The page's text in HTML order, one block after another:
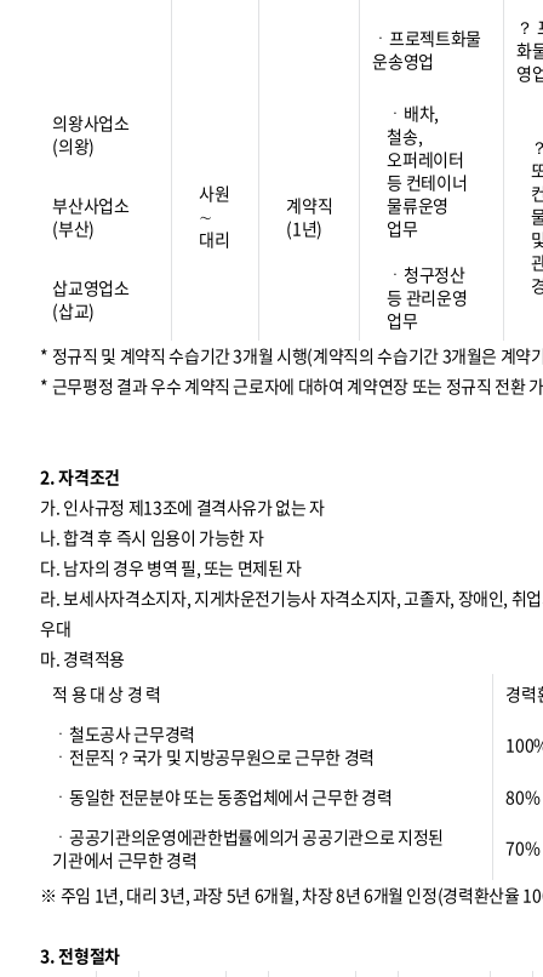
ㆍ프로젝트화물
운송영업
？
화
영
의왕사업소
(의왕)
사원
∼
대리
계약직
(1년)
ㆍ배차,
철송,
오퍼레이터
등 컨테이너
물류운영
업무
ㆍ청구정산
등 관리운영
업무
부산사업소
(부산)
삽교영업소
(삽교)
* 정규직 및 계약직 수습기간 3개월 시행(계약직의 수습기간 3개월은 계약
* 근무평정 결과 우수 계약직 근로자에 대하여 계약연장 또는 정규직 전환
2. 자격조건
가. 인사규정 제13조에 결격사유가 없는 자
나. 합격 후 즉시 임용이 가능한 자
다. 남자의 경우 병역 필, 또는 면제된 자
라. 보세사자격소지자, 지게차운전기능사 자격소지자, 고졸자, 장애인, 취
우대
마. 경력적용
적 용 대 상 경 력
경력
ㆍ철도공사 근무경력
ㆍ전문직？국가 및 지방공무원으로 근무한 경력
ㆍ동일한 전문분야 또는 동종업체에서 근무한 경력
80%
ㆍ공공기관의운영에관한법률에의거 공공기관으로 지정된
기관에서 근무한 경력
70%
※ 주임 1년, 대리 3년, 과장 5년 6개월, 차장 8년 6개월 인정(경력환산율
3. 전형절차